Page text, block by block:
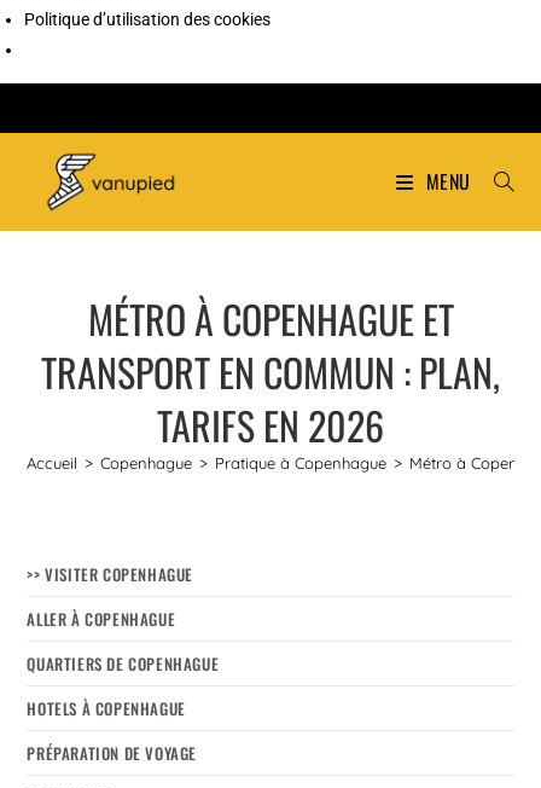
Politique d’utilisation des cookies
MENU
MÉTRO À COPENHAGUE ET
TRANSPORT EN COMMUN : PLAN,
TARIFS EN 2026
Accueil > Copenhague > Pratique à Copenhague > Métro à
>> VISITER COPENHAGUE
ALLER À COPENHAGUE
QUARTIERS DE COPENHAGUE
HOTELS À COPENHAGUE
PRÉPARATION DE VOYAGE